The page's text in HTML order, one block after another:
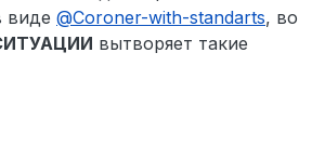
виде @Coroner-with-standarts, во
вытворяет такие